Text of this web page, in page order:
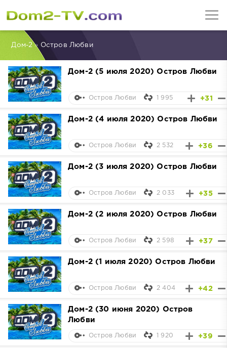
Дом-2» Остров Любви
Дом-2 (5 июля 2020) Остров Любви
+31
Остров Любви 1 995
Дом-2 (4 июля 2020) Остров Любви
+36
Остров Любви 2 532
Дом-2 (3 июля 2020) Остров Любви
+35
Остров Любви 2 033
Дом-2 (2 июля 2020) Остров Любви
+37
Остров Любви 2 598
Дом-2 (1 июля 2020) Остров Любви
+42
Остров Любви 2 404
Дом-2 (30 июня 2020) Остров
Любви
+39
Остров Любви 1 920